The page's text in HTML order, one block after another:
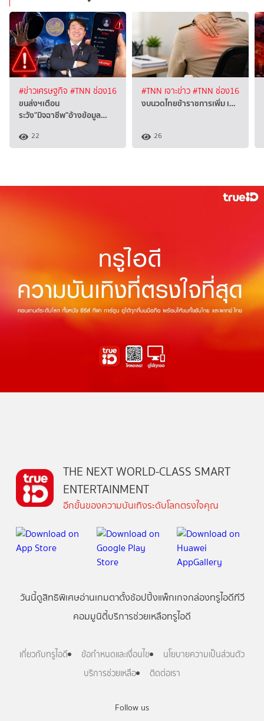
#ข่าวเศรษฐกิจ #TNN ช่อง16
ขนส่งฯเตือน
ระวัง"มิจฉาชีพ"อ้างข้อมูล…
22
#TNN เจาะข่าว#TNN ช่อง16
งบนวดไทยข้าราชการเพิ่ม เ…
26
Follow us
THE NEXT WORLD-CLASS SMART
ENTERTAINMENT
อีกขั้นของความบันเทิงระดับโลกตรงใจคุณ
วันนี้ดูสิทธิพิเศษอ่านเกมตาตั้งช้อปปิ้งแพ็กเกจกล่องทรูไอดีทีวี
คอมมูนิตี้บริการช่วยเหลือทรูไอดี
เกี่ยวกับทรูไอดี ข้อกำหนดและเงื่อนไข
นโยบายความเป็นส่วนตัว
บริการช่วยเหลือ
ติดต่อเรา